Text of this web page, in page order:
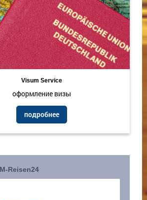
Visum Service
оформление визы
подробнее
Reisen24